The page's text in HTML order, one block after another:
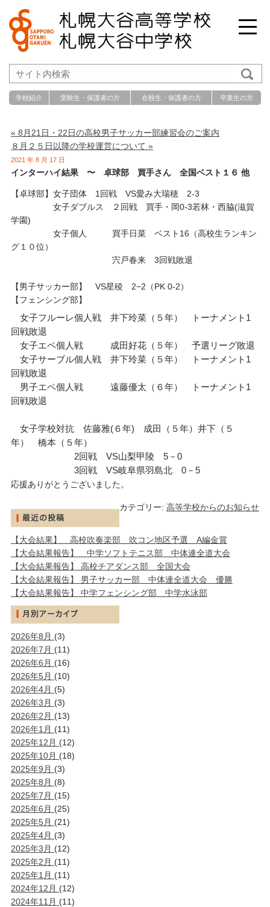
学校紹介 受験生・保護者の方 在校生・保護者の方 卒業生の方
« 8月21日・22日の高校男子サッカー部練習会のご案内
８月２５日以降の学校運営について »
2021 年 8 月 17 日
インターハイ結果 〜 卓球部 買手さん 全国ベスト１６ 他
【卓球部】女子団体 1回戦 VS愛み大瑞穂 2-3
女子ダブルス ２回戦 買手・岡0-3若林・西脇(滋賀
学園)
女子個人 買手日菜 ベスト16（高校生ランキン
グ１０位）
宍戸春来 3回戦敗退
【男子サッカー部】 VS星稜 2−2（PK 0-2）
【フェンシング部】
女子フルーレ個人戦 井下玲菜（５年） トーナメント1
回戦敗退
女子エペ個人戦 成田好花（５年） 予選リーグ敗退
女子サーブル個人戦 井下玲菜（５年） トーナメント1
回戦敗退
男子エペ個人戦 遠藤優太（６年） トーナメント1
回戦敗退
女子学校対抗 佐藤雅(６年) 成田（５年）井下（５
年） 橋本（５年）
2回戦 VS山梨甲陵 5－0
3回戦 VS岐阜県羽島北 0－5
応援ありがとうございました。
カテゴリー:高等学校からのお知らせ
【大会結果】 高校吹奏楽部 吹コン地区予選 A編金賞
【大会結果報告】 中学ソフトテニス部 中体連全道大会
【大会結果報告】 高校チアダンス部 全国大会
【大会結果報告】 男子サッカー部 中体連全道大会 優勝
【大会結果報告】 中学フェンシング部 中学水泳部
2026年8月 (3)
2026年7月 (11)
2026年6月 (16)
2026年5月 (10)
2026年4月 (5)
2026年3月 (3)
2026年2月 (13)
2026年1月 (11)
2025年12月 (12)
2025年10月 (18)
2025年9月 (3)
2025年8月 (8)
2025年7月 (15)
2025年6月 (25)
2025年5月 (21)
2025年4月 (3)
2025年3月 (12)
2025年2月 (11)
2025年1月 (11)
2024年12月 (12)
2024年11月 (11)